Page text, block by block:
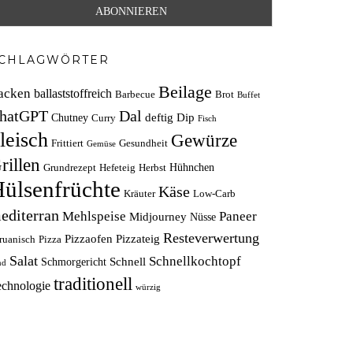
ballaststoffreich Barbecue Beilage Brot Buffet
Chutney Curry Dal deftig Dip Fisch
Frittiert Gemüse Gesundheit Gewürze
Grundrezept Hefeteig Herbst Hühnchen
Kräuter Käse Low-Carb
Mehlspeise Midjourney Nüsse Paneer
Pizza Pizzaofen Pizzateig Resteverwertung
Salat Schmorgericht Schnell Schnellkochtopf
traditionell würzig